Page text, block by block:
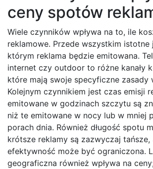
ceny spotów
Wiele czynników wpływa na to, ile
reklamowe. Przede wszystkim istotne
którym reklama będzie emitowana.
internet czy outdoor to różne kanały
które mają swoje specyficzne zasady
Kolejnym czynnikiem jest czas emisji
emitowane w godzinach szczytu są
niż te emitowane w nocy lub w mniej
porach dnia. Również długość spotu
krótsze reklamy są zazwyczaj tańsze,
efektywność może być ograniczona.
geograficzna również wpływa na